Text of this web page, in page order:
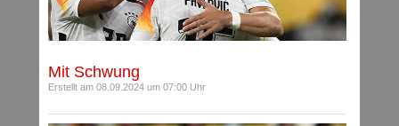
Mit Schwung
Erstellt am 08.09.2024 um 07:00 Uhr